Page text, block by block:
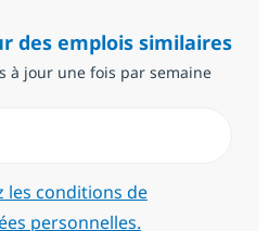
des emplois similaires
à jour une fois par semaine
les conditions de
personnelles.